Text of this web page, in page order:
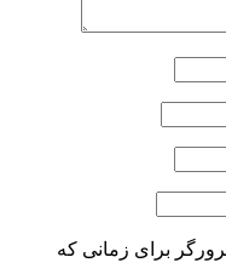
برای زمانی که